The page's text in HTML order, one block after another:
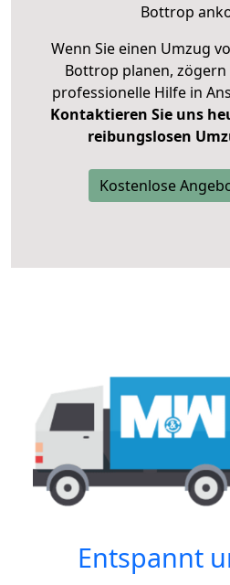
Bottrop
Wenn Sie einen Umzug
Bottrop planen, zögern
professionelle Hilfe in
Kontaktieren Sie uns
reibungslosen
Kostenlose
Entspannt